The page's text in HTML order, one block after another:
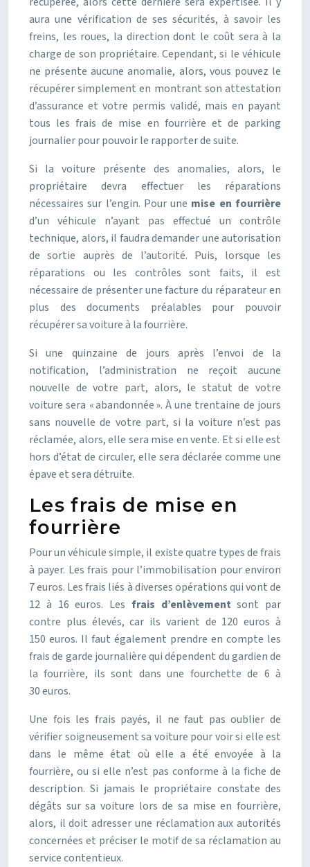
aura une vérification de ses sécurités, à savoir les
freins, les roues, la direction dont le coût sera à la
charge de son propriétaire. Cependant, si le véhicule
ne présente aucune anomalie, alors, vous pouvez le
récupérer simplement en montrant son attestation
d’assurance et votre permis validé, mais en payant
tous les frais de mise en fourrière et de parking
journalier pour pouvoir le rapporter de suite.
Si la voiture présente des anomalies, alors, le
propriétaire devra effectuer les réparations
nécessaires sur l’engin. Pour une mise en fourrière
d’un véhicule n’ayant pas effectué un contrôle
technique, alors, il faudra demander une autorisation
de sortie auprès de l’autorité. Puis, lorsque les
réparations ou les contrôles sont faits, il est
nécessaire de présenter une facture du réparateur en
plus des documents préalables pour pouvoir
récupérer sa voiture à la fourrière.
Si une quinzaine de jours après l’envoi de la
notification, l’administration ne reçoit aucune
nouvelle de votre part, alors, le statut de votre
voiture sera « abandonnée ». À une trentaine de jours
sans nouvelle de votre part, si la voiture n’est pas
réclamée, alors, elle sera mise en vente. Et si elle est
hors d’état de circuler, elle sera déclarée comme une
épave et sera détruite.
Les frais de mise en
fourrière
Pour un véhicule simple, il existe quatre types de frais
à payer. Les frais pour l’immobilisation pour environ
7 euros. Les frais liés à diverses opérations qui vont de
12 à 16 euros. Les frais d’enlèvementsont par
contre plus élevés, car ils varient de 120 euros à
150 euros. Il faut également prendre en compte les
frais de garde journalière qui dépendent du gardien de
la fourrière, ils sont dans une fourchette de 6 à
30 euros.
Une fois les frais payés, il ne faut pas oublier de
vérifier soigneusement sa voiture pour voir si elle est
dans le même état où elle a été envoyée à la
fourrière, ou si elle n’est pas conforme à la fiche de
description. Si jamais le propriétaire constate des
dégâts sur sa voiture lors de sa mise en fourrière,
alors, il doit adresser une réclamation aux autorités
concernées et préciser le motif de sa réclamation au
service contentieux.